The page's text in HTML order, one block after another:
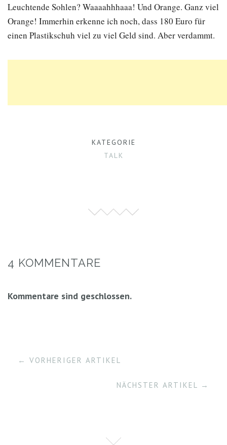
Leuchtende Sohlen? Waaaahhhaaa! Und Orange. Ganz viel
Orange! Immerhin erkenne ich noch, dass 180 Euro für
einen Plastikschuh viel zu viel Geld sind. Aber verdammt.
KATEGORIE
TALK
4 KOMMENTARE
Kommentare sind geschlossen.
← VORHERIGER ARTIKEL
NÄCHSTER ARTIKEL →